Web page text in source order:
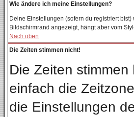
Wie ändere ich meine Einstellungen?
Deine Einstellungen (sofern du registriert
Bildschirmrand angezeigt, hängt aber vom
Nach oben
Die Zeiten stimmen nicht!
Die Zeiten
einfach die
die Einstellungen